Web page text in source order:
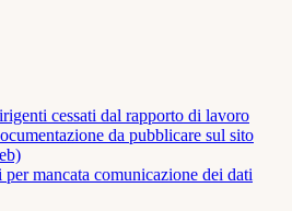
cessati dal rapporto di lavoro
da pubblicare sul sito
per mancata comunicazione dei dati